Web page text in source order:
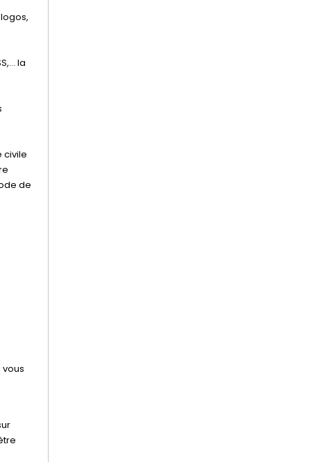
la
civile
de